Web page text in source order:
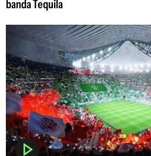
banda Tequila